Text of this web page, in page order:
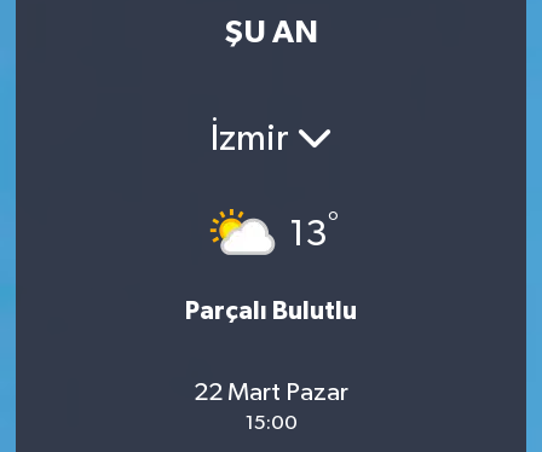
ŞU AN
İzmir
13°
Parçalı Bulutlu
22 Mart Pazar
15:00
Son Dakika Haberleri